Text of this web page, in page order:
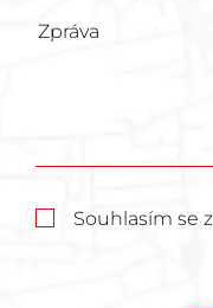
Souhlasím se